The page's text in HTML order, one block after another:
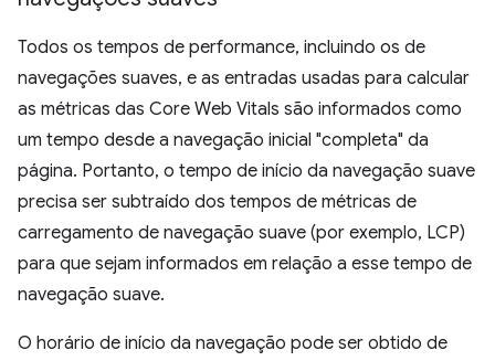
Todos os tempos de performance, incluindo os de
navegações suaves, e as entradas usadas para calcular
as métricas das Core Web Vitals são informados como
um tempo desde a navegação inicial "completa" da
página. Portanto, o tempo de início da navegação suave
precisa ser subtraído dos tempos de métricas de
carregamento de navegação suave (por exemplo, LCP)
para que sejam informados em relação a esse tempo de
navegação suave.
O horário de início da navegação pode ser obtido de